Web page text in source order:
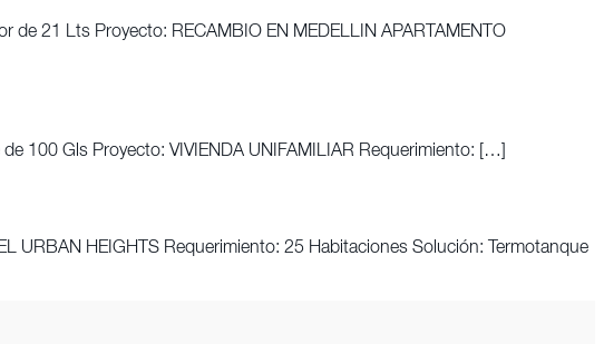
21 Lts Proyecto: RECAMBIO EN MEDELLIN APARTAMENTO
100 Gls Proyecto: VIVIENDA UNIFAMILIAR Requerimiento: […]
URBAN HEIGHTS Requerimiento: 25 Habitaciones Solución: Termotanque